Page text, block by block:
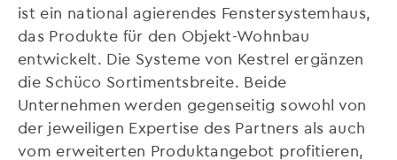
ist ein national agierendes Fenstersystemhaus,
das Produkte für den Objekt-Wohnbau
entwickelt. Die Systeme von Kestrel ergänzen
die Schüco Sortimentsbreite. Beide
Unternehmen werden gegenseitig sowohl von
der jeweiligen Expertise des Partners als auch
vom erweiterten Produktangebot profitieren,